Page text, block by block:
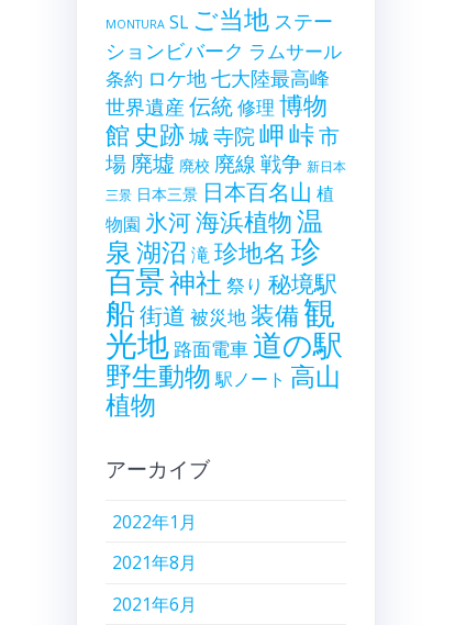
MONTURA SL ご当地 ステー
ションビバーク ラムサール
条約 ロケ地七大陸最高峰
世界遺産 伝統修理 博物
館 史跡城寺院岬峠市
場 廃墟 廃校 廃線戦争 新日本
三景 日本三景 日本百名山 植
物園 氷河海浜植物温
泉湖沼 滝珍地名 珍
百景神社 祭り 秘境駅
船街道 被災地装備観
光地 路面電車道の駅
野生動物 駅ノート 高山
植物
アーカイブ
2022年1月
2021年8月
2021年6月